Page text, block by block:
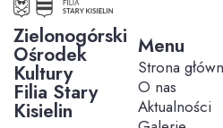
Zielonogórski
Ośrodek
Kultury
Filia Stary
Kisielin
Menu
Strona
O nas
Aktualności